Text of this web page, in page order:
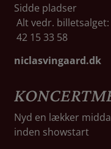
Sidde pladser
Alt vedr. billetsalget:
42 15 33 58
niclasvingaard.dk
Nyd en lækker
inden showstart